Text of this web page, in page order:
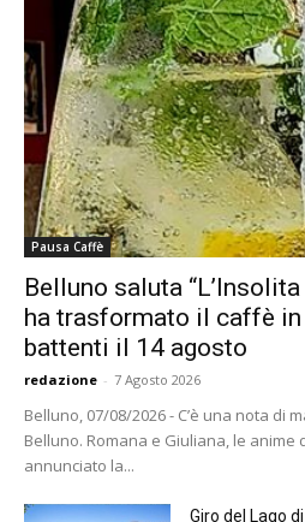
Pausa Caffè
Belluno saluta
ha trasformato il caffè
battenti il 14 agosto
redazione - 7 Agosto 2026
Belluno, 07/08/2026 - C’è una nota di
Belluno. Romana e Giuliana, le anime
annunciato la...
Giro del Lago